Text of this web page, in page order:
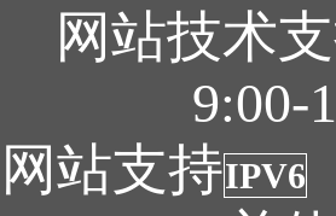
网站技术
9:00-
网站支持IPV6